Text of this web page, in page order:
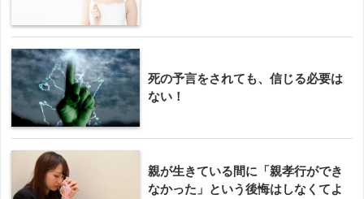
死の予言をされても、信じる必要は
ない！
親が生きている間に「親孝行ができ
なかった」という後悔はしなくてよ